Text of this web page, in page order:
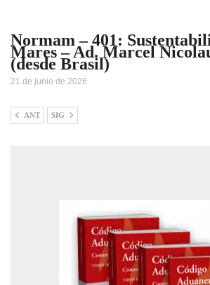
Normam – 401:
Mares – Ad. Marcel
(desde Brasil)
21 de junio de 2026
ANT SIG